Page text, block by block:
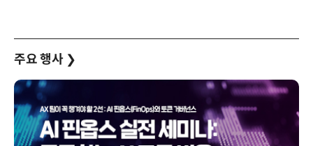
주요 행사 ❯